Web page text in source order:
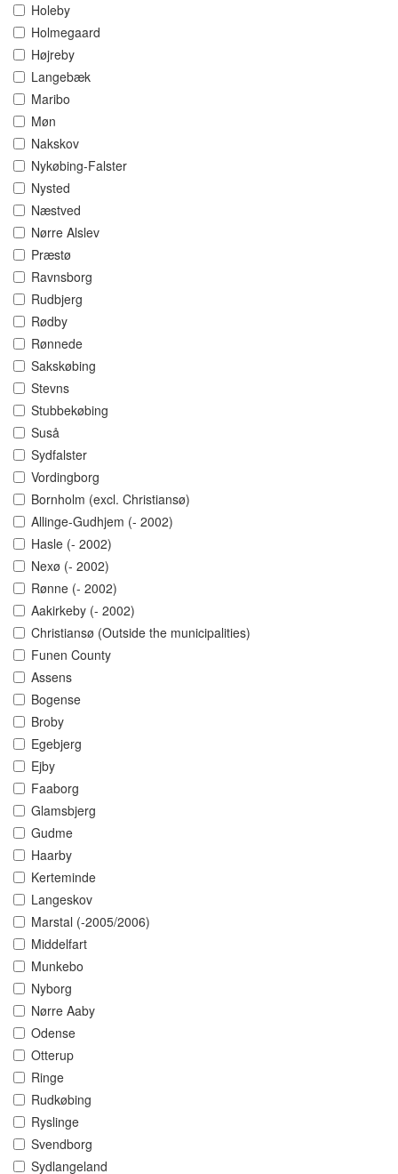
Holeby
Holmegaard
Højreby
Langebæk
Maribo
Møn
Nakskov
Nykøbing-Falster
Nysted
Næstved
Nørre Alslev
Præstø
Ravnsborg
Rudbjerg
Rødby
Rønnede
Sakskøbing
Stevns
Stubbekøbing
Suså
Sydfalster
Vordingborg
Bornholm (excl. Christiansø)
Allinge-Gudhjem (- 2002)
Hasle (- 2002)
Nexø (- 2002)
Rønne (- 2002)
Aakirkeby (- 2002)
Christiansø (Outside the municipalities)
Funen County
Assens
Bogense
Broby
Egebjerg
Ejby
Faaborg
Glamsbjerg
Gudme
Haarby
Kerteminde
Langeskov
Marstal (-2005/2006)
Middelfart
Munkebo
Nyborg
Nørre Aaby
Odense
Otterup
Ringe
Rudkøbing
Ryslinge
Svendborg
Sydlangeland